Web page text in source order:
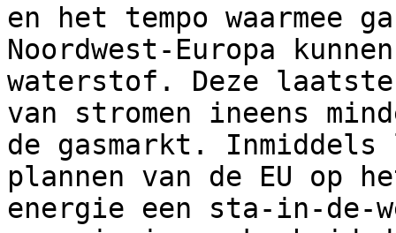
en het tempo waarmee
Noordwest-Europa
waterstof. Deze laatste
van stromen ineens
de gasmarkt.
plannen van de EU op
energie een sta-in-de-